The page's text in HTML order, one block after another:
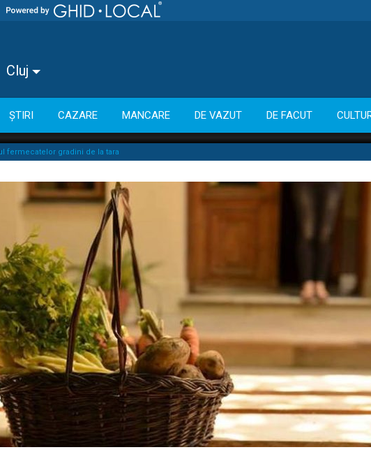
Cluj
ȘTIRI CAZARE MANCARE DE VAZUT DE FACUT
fermecatelor gradini de la tara